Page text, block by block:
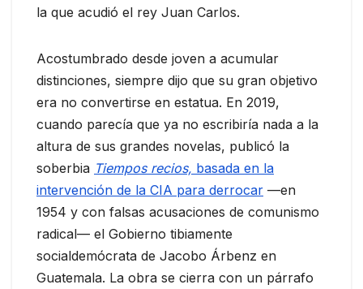
la que acudió el rey Juan Carlos.
Acostumbrado desde joven a acumular
distinciones, siempre dijo que su gran objetivo
era no convertirse en estatua. En 2019,
cuando parecía que ya no escribiría nada a la
altura de sus grandes novelas, publicó la
soberbia Tiempos recios, basada en la
intervención de la CIA para derrocar —en
1954 y con falsas acusaciones de comunismo
radical— el Gobierno tibiamente
socialdemócrata de Jacobo Árbenz en
Guatemala. La obra se cierra con un párrafo